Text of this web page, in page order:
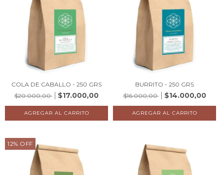
COLA DE CABALLO - 250 GRS
$20.000,00
$17.000,00
BURRITO - 250 GRS
$16.000,00
$14.000,00
12% OFF